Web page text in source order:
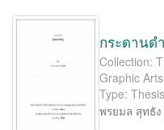
กระดานดำ
Collection:
Graphic
Type: Thesis
พรยมล สุทธัง